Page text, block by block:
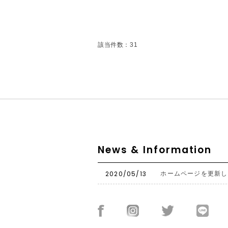
該当件数：31
News & Information
2020/05/13 ホームページを更新し